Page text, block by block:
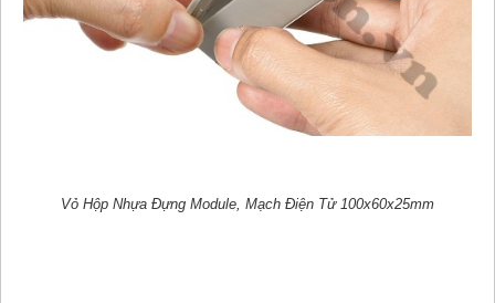
Vỏ Hộp Nhựa Đựng Module, Mạch Điện Tử 100x60x25mm